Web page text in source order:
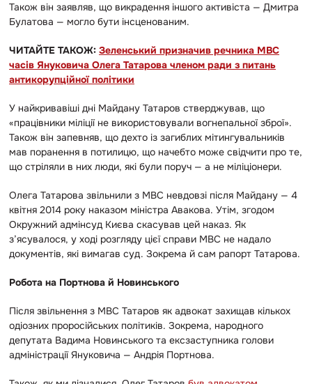
Також він заявляв, що викрадення іншого активіста — Дмитра
Булатова — могло бути інсценованим.
ЧИТАЙТЕ ТАКОЖ: Зеленський призначив речника МВС
часів Януковича Олега Татарова членом ради з питань
антикорупційної політики
У найкривавіші дні Майдану Татаров стверджував, що
«працівники міліції не використовували вогнепальної зброї».
Також він запевняв, що дехто із загиблих мітингувальників
мав поранення в потилицю, що начебто може свідчити про те,
що стріляли в них люди, які були поруч — а не міліціонери.
Олега Татарова звільнили з МВС невдовзі після Майдану — 4
квітня 2014 року наказом міністра Авакова. Утім, згодом
Окружний адмінсуд Києва скасував цей наказ. Як
з’ясувалося, у ході розгляду цієї справи МВС не надало
документів, які вимагав суд. Зокрема й сам рапорт Татарова.
Робота на Портнова й Новинського
Після звільнення з МВС Татаров як адвокат захищав кількох
одіозних проросійських політиків. Зокрема, народного
депутата Вадима Новинського та ексзаступника голови
адміністрації Януковича — Андрія Портнова.